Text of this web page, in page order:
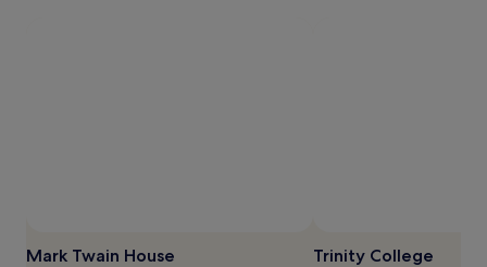
Mark Twain House Trinity College